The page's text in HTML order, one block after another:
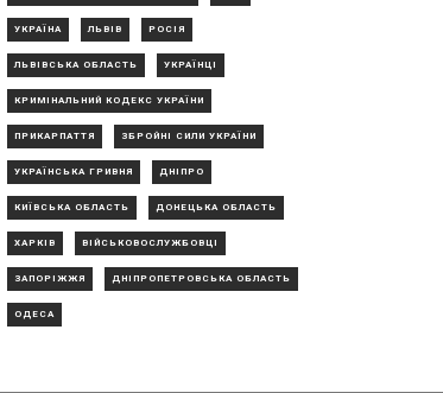
УКРАЇНА ЛЬВІВ РОСІЯ
ЛЬВІВСЬКА ОБЛАСТЬ УКРАЇНЦІ
КРИМІНАЛЬНИЙ КОДЕКС УКРАЇНИ
ПРИКАРПАТТЯ ЗБРОЙНІ СИЛИ УКРАЇНИ
УКРАЇНСЬКА ГРИВНЯ ДНІПРО
КИЇВСЬКА ОБЛАСТЬ ДОНЕЦЬКА ОБЛАСТЬ
ХАРКІВ ВІЙСЬКОВОСЛУЖБОВЦІ
ЗАПОРІЖЖЯ ДНІПРОПЕТРОВСЬКА ОБЛАСТЬ
ОДЕСА